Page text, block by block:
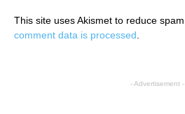
This site uses Akismet to reduce spam.
comment data is processed
- Advertisement -